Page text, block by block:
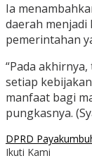
Ia
daerah menjadi
pemerintahan
“Pada
setiap
manfaat bagi
pungkasnya.
DPRD
Ikuti Kami